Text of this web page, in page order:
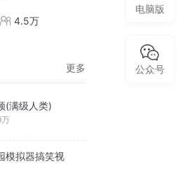
4.5万
更多
(满级人类)
模拟器搞笑视
电脑版
公众号